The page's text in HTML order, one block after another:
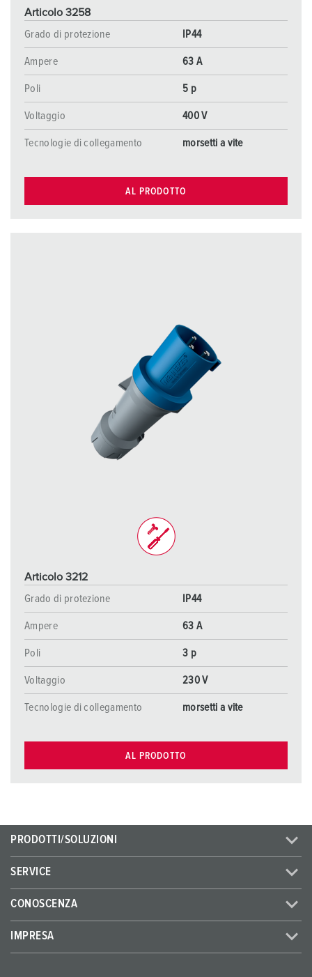
Articolo 3258
Grado di protezione
IP44
Ampere 63 A
Poli 5 p
Voltaggio 400 V
Tecnologie di collegamento morsetti a vite
AL PRODOTTO
Articolo 3212
Grado di protezione
IP44
Ampere 63 A
Poli 3 p
Voltaggio 230 V
Tecnologie di collegamento morsetti a vite
AL PRODOTTO
PRODOTTI/SOLUZIONI
SERVICE
CONOSCENZA
IMPRESA